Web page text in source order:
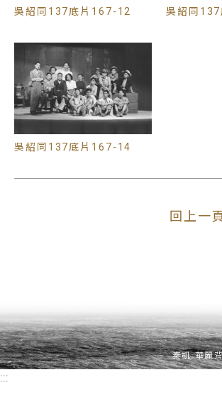
吳紹同137底片167-12 吳紹同
吳紹同137底片167-14
回上一
:::